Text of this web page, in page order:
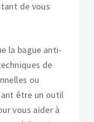
de vous
la bague anti-
de
ou
être un outil
vous aider à